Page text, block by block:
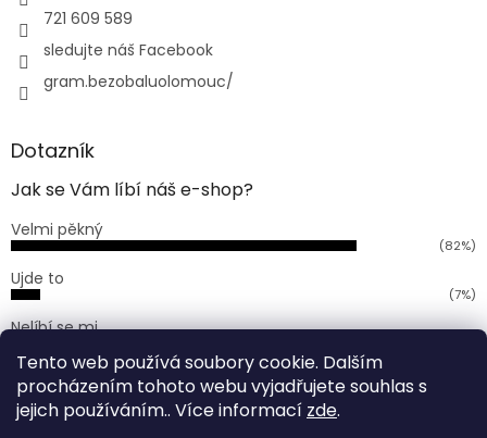
Tento web používá soubory cookie. Dalším
procházením tohoto webu vyjadřujete souhlas s
jejich používáním.. Více informací zde.
721 609 589
sledujte náš Facebook
gram.bezobaluolomouc/
Dotazník
Jak se Vám líbí náš e-shop?
Velmi pěkný
(82%)
Ujde to
(7%)
Nelíbí se mi
Počet hlasů: 168